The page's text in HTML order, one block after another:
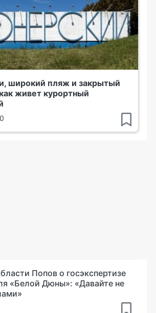
широкий пляж и закрытый
живет курортный
Попов о госэкспертизе
«Белой Дюны»: «Давайте не